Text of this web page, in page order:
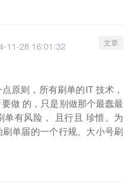
11-28 16:01:32 文章
原则，所有刷单的IT 技术，
做 的，只是别做那个最蠢最
单有风险， 且行且 珍惜。为
单届的一个行规。大小号刷